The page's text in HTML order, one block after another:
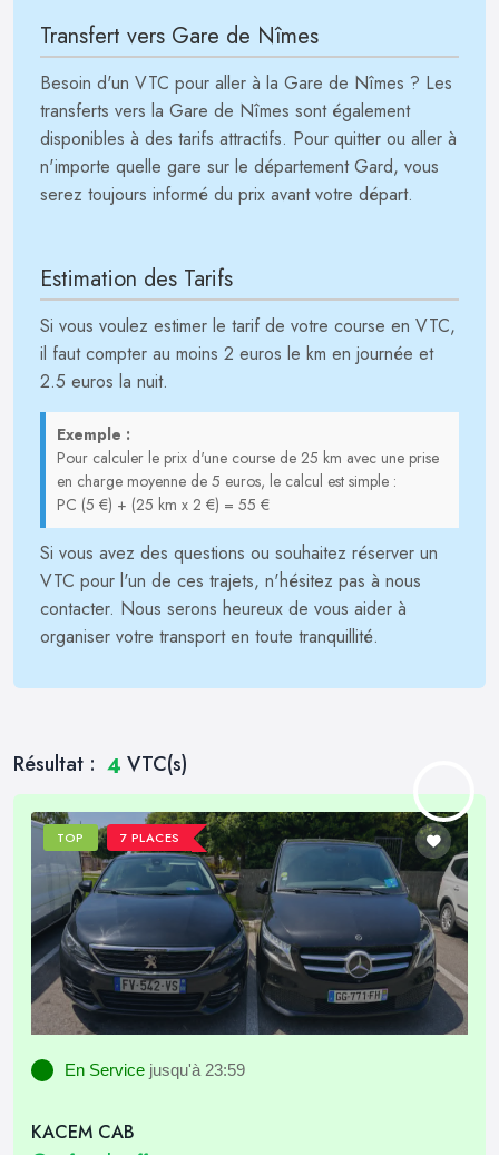
Transfert vers Gare de Nîmes
Besoin d'un VTC pour aller à la Gare de Nîmes ? Les
transferts vers la Gare de Nîmes sont également
disponibles à des tarifs attractifs. Pour quitter ou aller à
n'importe quelle gare sur le département Gard, vous
serez toujours informé du prix avant votre départ.
Estimation des Tarifs
Si vous voulez estimer le tarif de votre course en VTC,
il faut compter au moins 2 euros le km en journée et
2.5 euros la nuit.
Exemple :
Pour calculer le prix d'une course de 25 km avec une prise
en charge moyenne de 5 euros, le calcul est simple :
PC (5 €) + (25 km x 2 €) = 55 €
Si vous avez des questions ou souhaitez réserver un
VTC pour l'un de ces trajets, n'hésitez pas à nous
contacter. Nous serons heureux de vous aider à
organiser votre transport en toute tranquillité.
Résultat : 4 VTC(s)
TOP 7 PLACES
En Service jusqu'à 23:59
KACEM CAB